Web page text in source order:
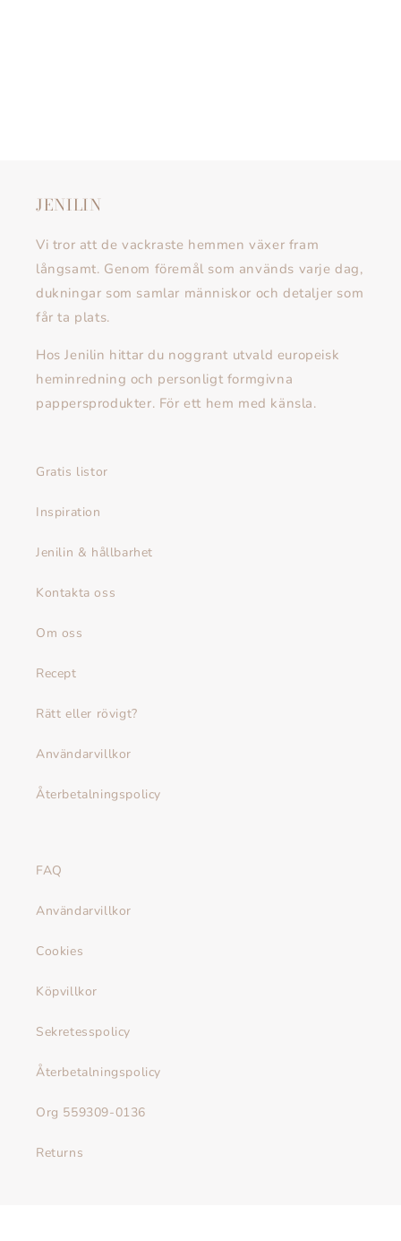
JENILIN
Vi tror att de vackraste hemmen växer fram
långsamt. Genom föremål som används varje dag,
dukningar som samlar människor och detaljer som
får ta plats.
Hos Jenilin hittar du noggrant utvald europeisk
heminredning och personligt formgivna
pappersprodukter. För ett hem med känsla.
Gratis listor
Inspiration
Jenilin & hållbarhet
Kontakta oss
Om oss
Recept
Rätt eller rövigt?
Användarvillkor
Återbetalningspolicy
FAQ
Användarvillkor
Cookies
Köpvillkor
Sekretesspolicy
Återbetalningspolicy
Org 559309-0136
Returns